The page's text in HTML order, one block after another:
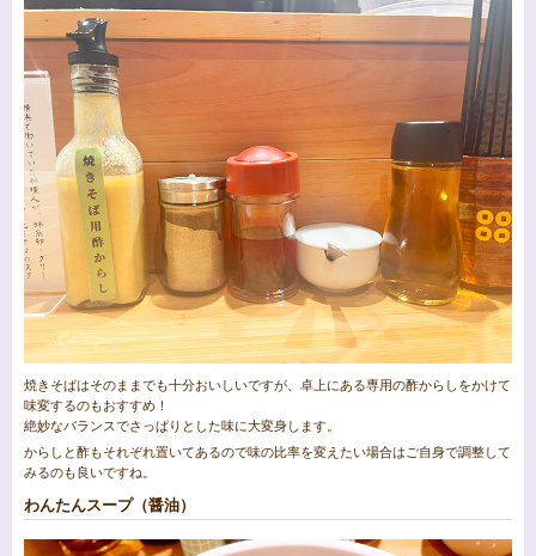
焼きそばはそのままでも十分おいしいですが、卓上にある専用の酢からしをかけて
味変するのもおすすめ！
絶妙なバランスでさっぱりとした味に大変身します。
からしと酢もそれぞれ置いてあるので味の比率を変えたい場合はご自身で調整して
みるのも良いですね。
わんたんスープ（醤油）